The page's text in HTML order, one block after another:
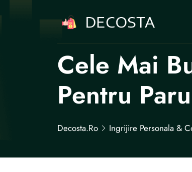
Cele Mai
Pentru
Decosta.ro Ingrijire Personala &